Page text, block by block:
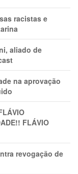
racistas e
aliado de
na aprovação
FLÁVIO
revogação de